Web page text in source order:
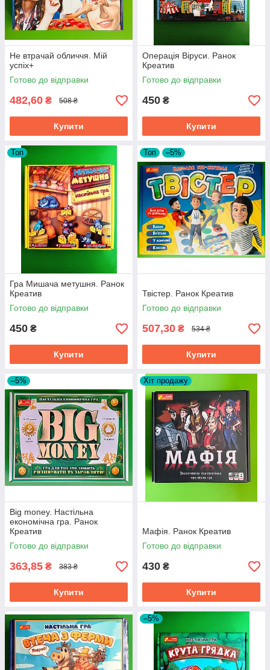
Не втрачай обличчя. Мій
успіх+
Готово до відправки
482,60 ₴ 508 ₴
Купити
Операція Віруси. Ранок
Креатив
Готово до відправки
450 ₴
Купити
Топ
Гра Мишача метушня. Ранок
Креатив
Готово до відправки
450 ₴
Купити
Топ –5%
Твістер. Ранок Креатив
Готово до відправки
507,30 ₴ 534 ₴
Купити
–5%
Big money. Настільна
економічна гра. Ранок
Креатив
Готово до відправки
363,85 ₴ 383 ₴
Купити
Хіт продажу
Мафія. Ранок Креатив
Готово до відправки
430 ₴
Купити
–5%